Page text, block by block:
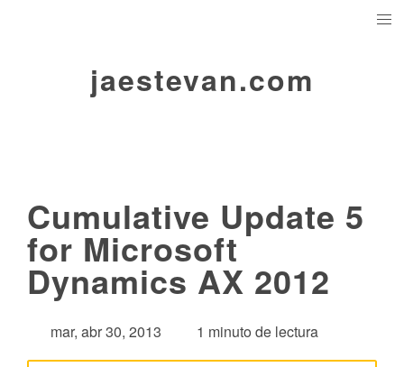
jaestevan.com
Cumulative Update 5
for Microsoft
Dynamics AX 2012
mar, abr 30, 2013 1 minuto de lectura